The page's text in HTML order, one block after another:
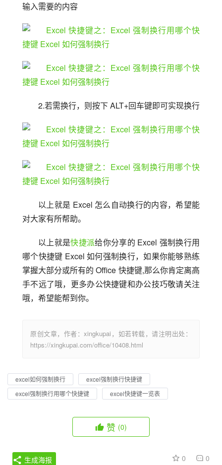
输入需要的内容
2.若需换行，则按下 ALT+回车键即可实现换行
以上就是 Excel 怎么自动换行的内容，希望能
对大家有所帮助。
以上就是快捷派给你分享的 Excel 强制换行用
哪个快捷键 Excel 如何强制换行，如果你能够熟练
掌握大部分或所有的 Office 快捷键,那么你肯定离高
手不远了哦，更多办公快捷键和办公技巧敬请关注
哦，希望能帮到你。
原创文章，作者：xingkupai，如若转载，请注明出处：
https://xingkupai.com/office/10408.html
excel如何强制换行
excel强制换行快捷键
excel强制换行用哪个快捷键
excel快捷键一览表
赞 (0)
0 0
生成海报